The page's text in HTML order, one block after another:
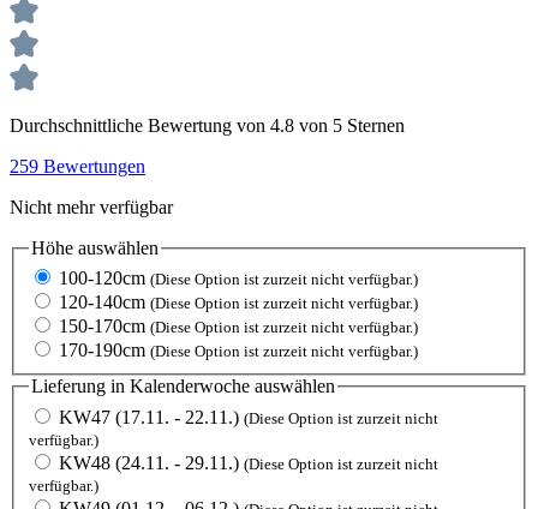
Durchschnittliche Bewertung von 4.8 von 5 Sternen
259 Bewertungen
Nicht mehr verfügbar
Höhe auswählen
100-120cm (Diese Option ist zurzeit nicht verfügbar.)
120-140cm (Diese Option ist zurzeit nicht verfügbar.)
150-170cm (Diese Option ist zurzeit nicht verfügbar.)
170-190cm (Diese Option ist zurzeit nicht verfügbar.)
Lieferung in Kalenderwoche auswählen
KW47 (17.11. - 22.11.) (Diese Option ist zurzeit nicht
verfügbar.)
KW48 (24.11. - 29.11.) (Diese Option ist zurzeit nicht
verfügbar.)